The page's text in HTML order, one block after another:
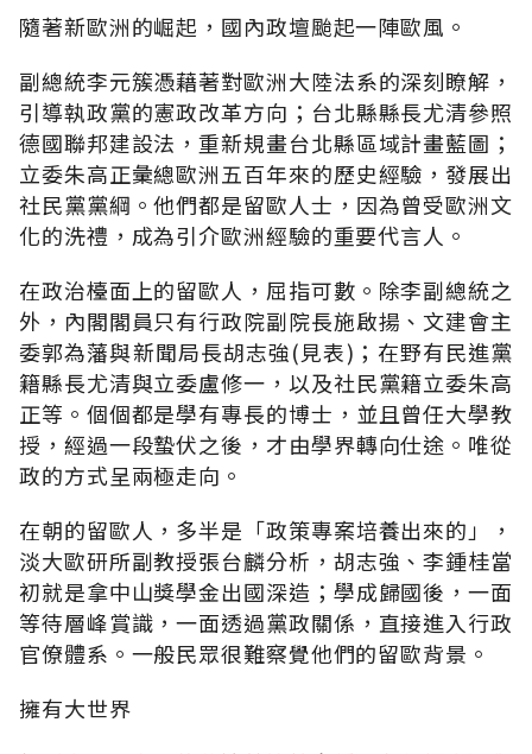
隨著新歐洲的崛起，國內政壇颱起一陣歐風。
副總統李元簇憑藉著對歐洲大陸法系的深刻瞭解，
引導執政黨的憲政改革方向；台北縣縣長尤清參照
德國聯邦建設法，重新規畫台北縣區域計畫藍圖；
立委朱高正彙總歐洲五百年來的歷史經驗，發展出
社民黨黨綱。他們都是留歐人士，因為曾受歐洲文
化的洗禮，成為引介歐洲經驗的重要代言人。
在政治檯面上的留歐人，屈指可數。除李副總統之
外，內閣閣員只有行政院副院長施啟揚、文建會主
委郭為藩與新聞局長胡志強(見表)；在野有民進黨
籍縣長尤清與立委盧修一，以及社民黨籍立委朱高
正等。個個都是學有專長的博士，並且曾任大學教
授，經過一段蟄伏之後，才由學界轉向仕途。唯從
政的方式呈兩極走向。
在朝的留歐人，多半是「政策專案培養出來的」，
淡大歐研所副教授張台麟分析，胡志強、李鍾桂當
初就是拿中山獎學金出國深造；學成歸國後，一面
等待層峰賞識，一面透過黨政關係，直接進入行政
官僚體系。一般民眾很難察覺他們的留歐背景。
擁有大世界